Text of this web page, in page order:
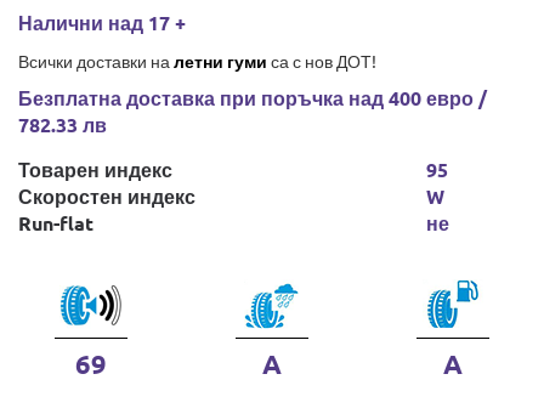
Налични над 17 +
Всички доставки на летни гуми са с нов ДОТ!
Безплатна доставка при поръчка над 400 евро /
782.33 лв
Товарен индекс
Скоростен индекс
Run-flat
95
W
не
69 A A